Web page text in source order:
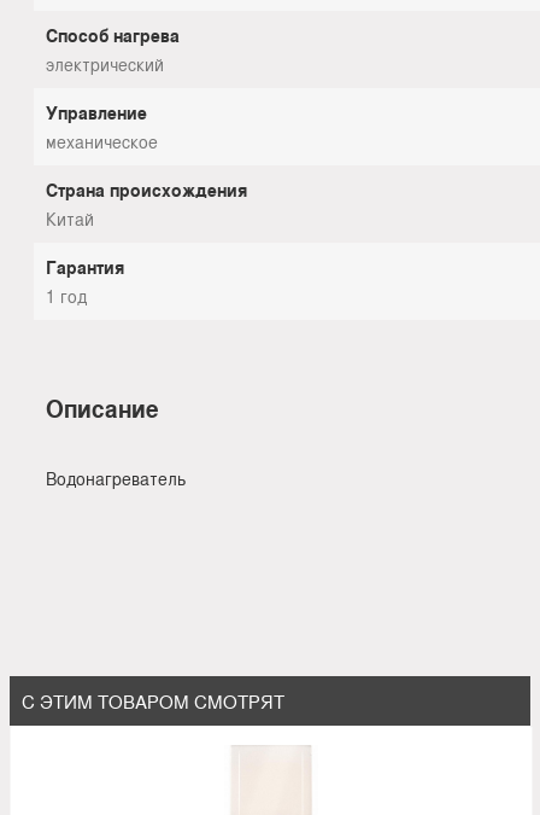
Способ нагрева
электрический
Управление
механическое
Страна происхождения
Китай
Гарантия
1 год
Описание
Водонагреватель
С ЭТИМ ТОВАРОМ СМОТРЯТ